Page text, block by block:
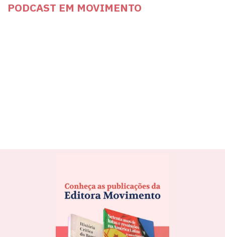
PODCAST EM MOVIMENTO